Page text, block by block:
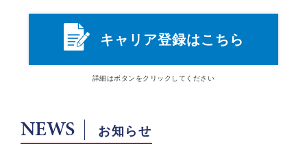
キャリア登録はこちら
詳細はボタン をクリックしてください
NEWS お知らせ